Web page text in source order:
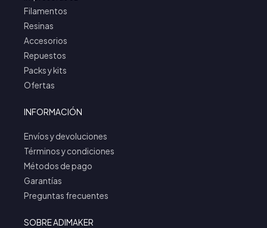
m
Filamentos
Resinas
Accesorios
Repuestos
Packs y kits
Ofertas
INFORMACIÓN
Envíos y devoluciones
Términos y condiciones
Métodos de pago
Garantías
Preguntas frecuentes
SOBRE ADIMAKER